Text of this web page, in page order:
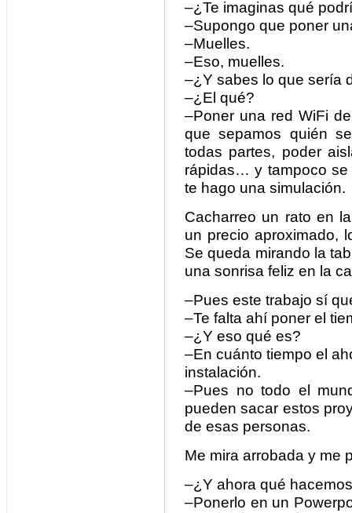
–¿Te imaginas qué
–Supongo que poner
–Muelles.
–Eso, muelles.
–¿Y sabes lo que sería
–¿El qué?
–Poner una red WiFi
que sepamos quién
todas partes, poder
rápidas… y tampoco se
te hago una simulación.
Cacharreo un rato en
un precio aproximado,
Se queda mirando la
una sonrisa feliz en la
–Pues este trabajo sí
–Te falta ahí poner el
–¿Y eso qué es?
–En cuánto tiempo el
instalación.
–Pues no todo el
pueden sacar estos
de esas personas.
Me mira arrobada y me
–¿Y ahora qué
–Ponerlo en un